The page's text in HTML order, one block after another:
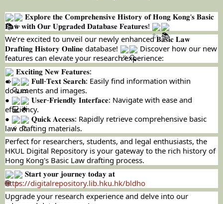
𝐄𝐱𝐩𝐥𝐨𝐫𝐞 𝐭𝐡𝐞 𝐂𝐨𝐦𝐩𝐫𝐞𝐡𝐞𝐧𝐬𝐢𝐯𝐞 𝐇𝐢𝐬𝐭𝐨𝐫𝐲 𝐨𝐟 𝐇𝐨𝐧𝐠 𝐊𝐨𝐧𝐠'𝐬 𝐁𝐚𝐬𝐢𝐜
𝐋𝐚𝐰 𝐰𝐢𝐭𝐡 𝐎𝐮𝐫 𝐔𝐩𝐠𝐫𝐚𝐝𝐞𝐝 𝐃𝐚𝐭𝐚𝐛𝐚𝐬𝐞 𝐅𝐞𝐚𝐭𝐮𝐫𝐞𝐬!
We’re excited to unveil our newly enhanced 𝐁𝐚𝐬𝐢𝐜 𝐋𝐚𝐰
𝐃𝐫𝐚𝐟𝐭𝐢𝐧𝐠 𝐇𝐢𝐬𝐭𝐨𝐫𝐲 𝐎𝐧𝐥𝐢𝐧𝐞 database!
Discover how our new
features can elevate your research experience:
𝐄𝐱𝐜𝐢𝐭𝐢𝐧𝐠 𝐍𝐞𝐰 𝐅𝐞𝐚𝐭𝐮𝐫𝐞𝐬:
●
𝐅𝐮𝐥𝐥-𝐓𝐞𝐱𝐭 𝐒𝐞𝐚𝐫𝐜𝐡: Easily find information within
documents and images.
●
𝐔𝐬𝐞𝐫-𝐅𝐫𝐢𝐞𝐧𝐝𝐥𝐲 𝐈𝐧𝐭𝐞𝐫𝐟𝐚𝐜𝐞: Navigate with ease and
efficiency.
●
𝐐𝐮𝐢𝐜𝐤 𝐀𝐜𝐜𝐞𝐬𝐬: Rapidly retrieve comprehensive basic
law drafting materials.
Perfect for researchers, students, and legal enthusiasts, the
HKUL Digital Repository is your gateway to the rich history of
Hong Kong's Basic Law drafting process.
𝐒𝐭𝐚𝐫𝐭 𝐲𝐨𝐮𝐫 𝐣𝐨𝐮𝐫𝐧𝐞𝐲 𝐭𝐨𝐝𝐚𝐲 𝐚𝐭
https://digitalrepository.lib.hku.hk/bldho
Upgrade your research experience and delve into our